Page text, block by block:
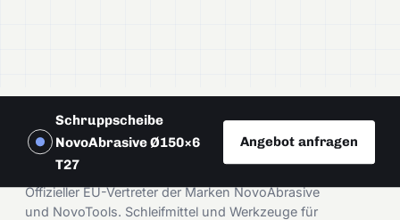
Schruppscheibe
NovoAbrasive Ø150×6
T27
Angebot anfragen
DAMIRA
Offizieller EU-Vertreter der Marken NovoAbrasive
und NovoTools. Schleifmittel und Werkzeuge für